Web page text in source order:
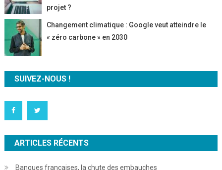
projet ?
Changement climatique : Google veut atteindre le
« zéro carbone » en 2030
SUIVEZ-NOUS !
ARTICLES RÉCENTS
Banques françaises, la chute des embauches